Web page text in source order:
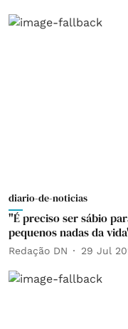
diario-de-noticias
"É preciso ser sábio
pequenos nadas da
Redação DN 29 Jul